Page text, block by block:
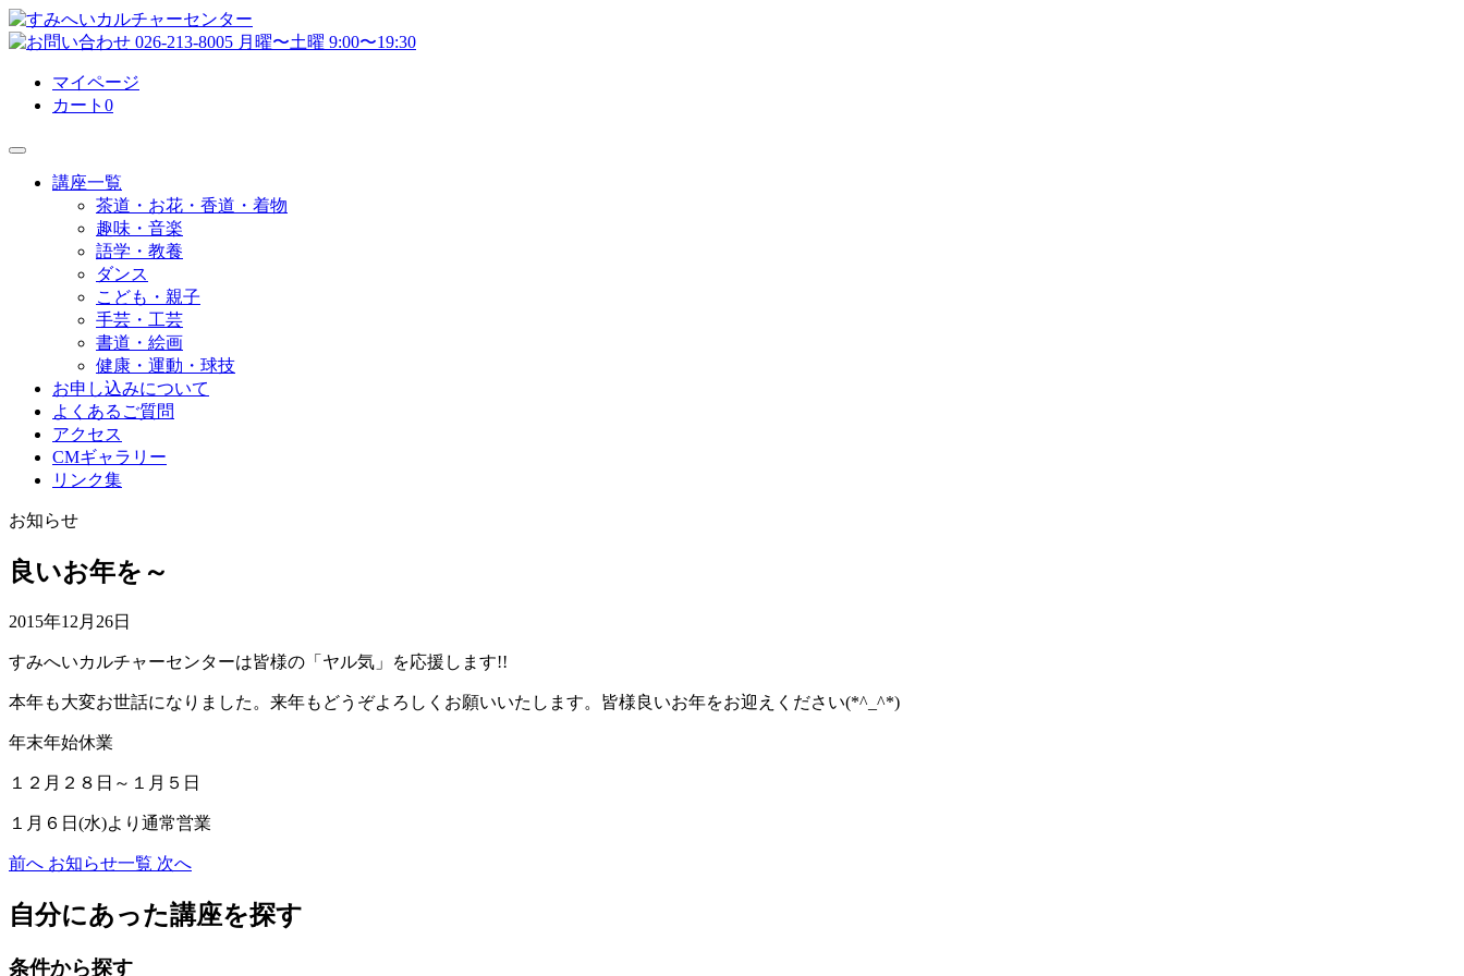
マイページ
カート 0
講座一覧
茶道・お花・香道・着物
趣味・音楽
語学・教養
ダンス
こども・親子
手芸・工芸
書道・絵画
健康・運動・球技
お申し込みについて
よくあるご質問
アクセス
CMギャラリー
リンク集
お知らせ
良いお年を～
2015年12月26日
すみへいカルチャーセンターは皆様の「ヤル気」を応援します!!
本年も大変お世話になりました。来年もどうぞよろしくお願いいたします。皆様良いお年をお迎えください(*^_^*)
年末年始休業
１２月２８日～１月５日
１月６日(水)より通常営業
前へ お知らせ一覧 次へ
自分にあった講座を探す
条件から探す